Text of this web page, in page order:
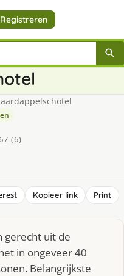
Registreren
(6)
Kopieer link Print
gerecht uit de
in ongeveer 40
Belangrijkste